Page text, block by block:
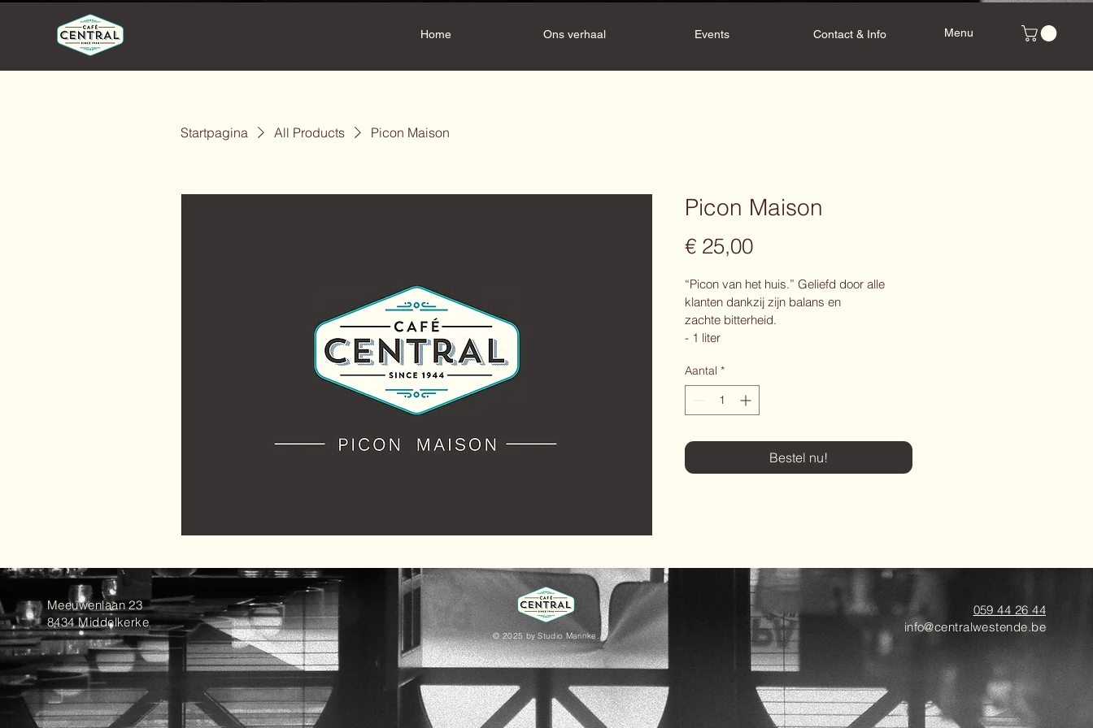
Home Ons verhaal Events Contact & Info Menu
Startpagina All Products Picon Maison
Picon Maison
€ 25,00Prijs
“Picon van het huis.” Geliefd door alle
klanten dankzij zijn balans en
zachte bitterheid.
- 1 liter
Aantal *
Bestel nu!
Meeuwenlaan 23
8434 Middelkerke
© 2025 by Studio Marinke.
059 44 26 44
info@centralwestende.be